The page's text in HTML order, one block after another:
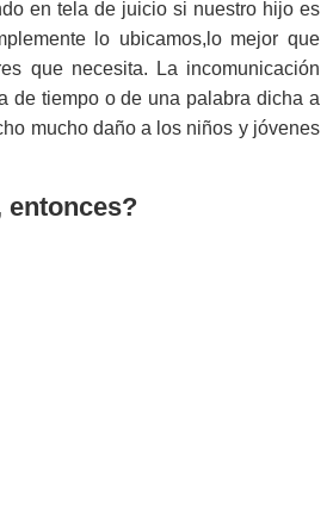
en tela de juicio si nuestro hijo es
lo ubicamos,lo mejor que
que necesita. La incomunicación
de tiempo o de una palabra dicha a
mucho daño a los niños y jóvenes
entonces?